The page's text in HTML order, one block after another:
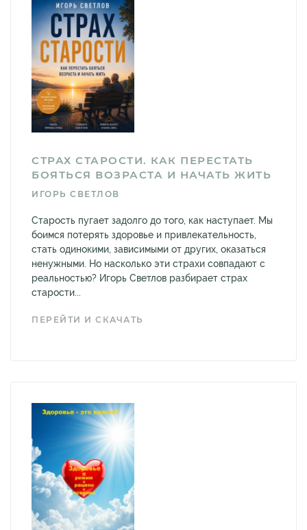
СТРАХ СТАРОСТИ. КАК ПЕРЕСТАТЬ
БОЯТЬСЯ ВОЗРАСТА И НАЧАТЬ ЖИТЬ
ИГОРЬ СВЕТЛОВ
Старость пугает задолго до того, как наступает. Мы
боимся потерять здоровье и привлекательность,
стать одинокими, зависимыми от других, оказаться
ненужными. Но насколько эти страхи совпадают с
реальностью? Игорь Светлов разбирает страх
старости...
ПЕРЕЙТИ И СКАЧАТЬ